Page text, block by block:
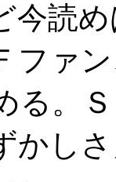
今読
ファ
る。
かし